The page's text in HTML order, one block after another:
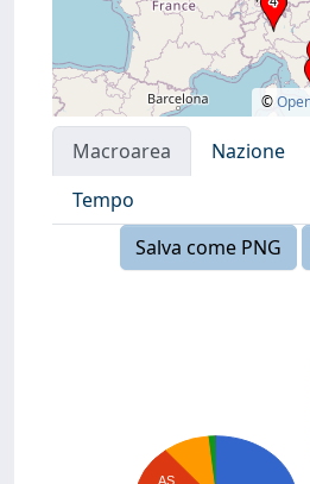
©
Macroarea Nazione
Tempo
Salva come PNG
AS